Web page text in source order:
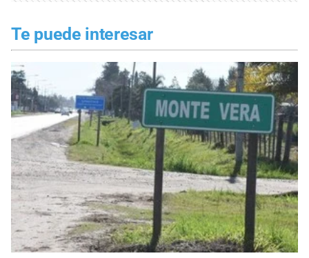
Te puede interesar